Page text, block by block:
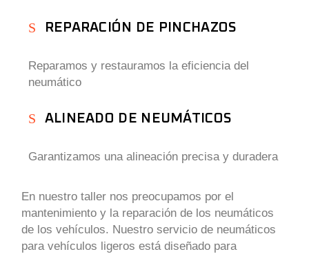
REPARACIÓN DE PINCHAZOS
Reparamos y restauramos la eficiencia del
neumático
ALINEADO DE NEUMÁTICOS
Garantizamos una alineación precisa y duradera
En nuestro taller nos preocupamos por el
mantenimiento y la reparación de los neumáticos
de los vehículos. Nuestro servicio de neumáticos
para vehículos ligeros está diseñado para